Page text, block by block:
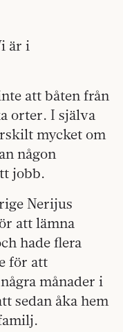
är i
att båten från
orter. I själva
mycket om
någon
jobb.
Nerijus
att lämna
hade flera
för att
månader i
sedan åka hem